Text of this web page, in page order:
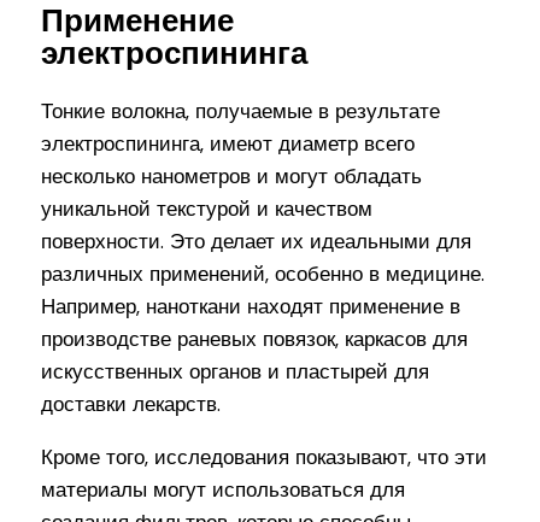
Применение
электроспининга
Тонкие волокна, получаемые в результате
электроспининга, имеют диаметр всего
несколько нанометров и могут обладать
уникальной текстурой и качеством
поверхности. Это делает их идеальными для
различных применений, особенно в медицине.
Например, наноткани находят применение в
производстве раневых повязок, каркасов для
искусственных органов и пластырей для
доставки лекарств.
Кроме того, исследования показывают, что эти
материалы могут использоваться для